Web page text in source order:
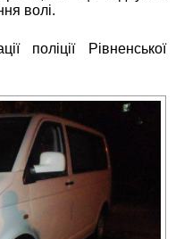
волі.
поліції Рівненської